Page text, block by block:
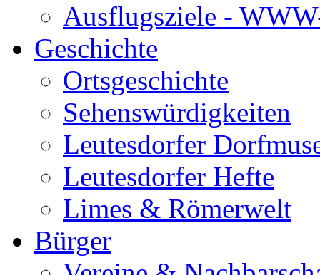
Ausflugsziele -
Geschichte
Ortsgeschichte
Sehenswürdigkeiten
Leutesdorfer
Leutesdorfer Hefte
Limes & Römerwelt
Bürger